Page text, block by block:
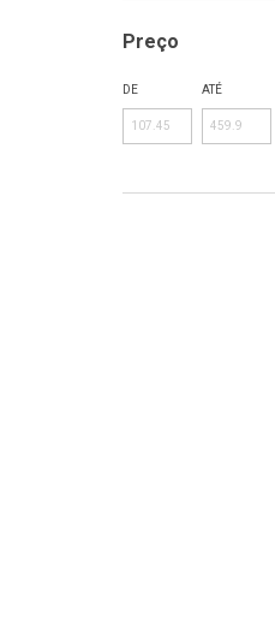
Preço
DE ATÉ